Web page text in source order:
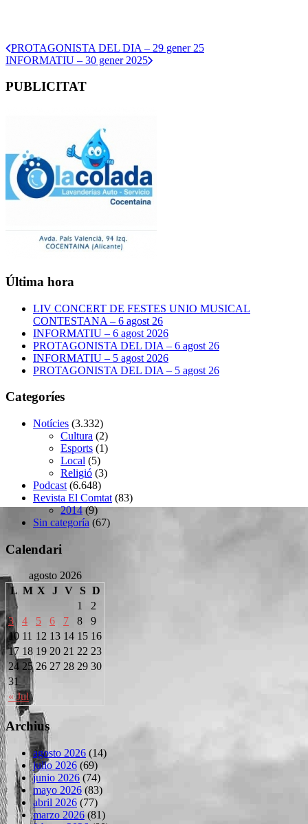
PROTAGONISTA DEL DIA – 29 gener 25
INFORMATIU – 30 gener 2025
PUBLICITAT
Última hora
LIV CONCERT DE FESTES UNIO MUSICAL
CONTESTANA – 6 agost 26
INFORMATIU – 6 agost 2026
PROTAGONISTA DEL DIA – 6 agost 26
INFORMATIU – 5 agost 2026
PROTAGONISTA DEL DIA – 5 agost 26
Categoríes
Notícies (3.332)
Cultura (2)
Esports (1)
Local (5)
Religió (3)
Podcast (6.648)
Revista El Comtat (83)
2014(9)
Sin categoría (67)
Calendari
agosto 2026
L M X J V S D
« Jul
1
2
3
4 5 6 7 8
9
10 11 12 13 14 15 16
17 18 19 20 21 22 23
24 25 26 27 28 29 30
31
Archius
agosto 2026 (14)
julio 2026 (69)
junio 2026 (74)
mayo 2026 (83)
abril 2026 (77)
marzo 2026 (81)